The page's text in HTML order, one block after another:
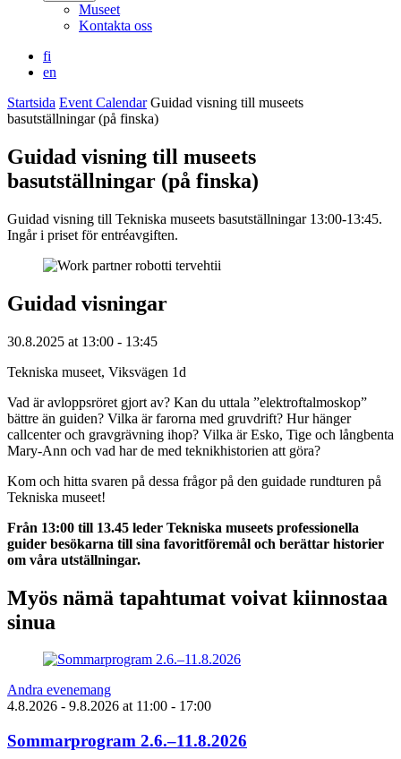
Museet
Kontakta oss
fi
en
Startsida Event Calendar Guidad visning till museets
basutställningar (på finska)
Guidad visning till museets
basutställningar (på finska)
Guidad visning till Tekniska museets basutställningar 13:00-13:45.
Ingår i priset för entréavgiften.
Guidad visningar
30.8.2025 at 13:00 - 13:45
Tekniska museet, Viksvägen 1d
Vad är avloppsröret gjort av? Kan du uttala ”elektroftalmoskop”
bättre än guiden? Vilka är farorna med gruvdrift? Hur hänger
callcenter och gravgrävning ihop? Vilka är Esko, Tige och långbenta
Mary-Ann och vad har de med teknikhistorien att göra?
Kom och hitta svaren på dessa frågor på den guidade rundturen på
Tekniska museet!
Från 13:00 till 13.45 leder Tekniska museets professionella
guider besökarna till sina favoritföremål och berättar historier
om våra utställningar.
Myös nämä tapahtumat voivat kiinnostaa
sinua
Andra evenemang
4.8.2026 - 9.8.2026 at 11:00 - 17:00
Sommarprogram 2.6.–11.8.2026